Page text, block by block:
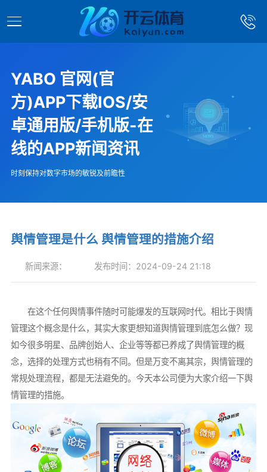
YABO 官网(官
方)APP下载IOS/安
卓通用版/手机版-在
线的APP新闻资讯
时刻保持对数字市场的敏锐及前瞻性
舆情管理是什么 舆情管理的措施介绍
新闻来源： 发布时间：2024-09-24 21:18
在这个任何舆情事件随时可能爆发的互联网时代。相比于舆情
管理这个概念是什么，其实大家更想知道舆情管理到底怎么做？现
如今很多明星、品牌创始人、企业等等都已养成了舆情管理的概
念，选择的处理方式也稍有不同。但是万变不离其宗，舆情管理的
常规处理流程，都是无法避免的。今天本公司便为大家介绍一下舆
情管理的措施。